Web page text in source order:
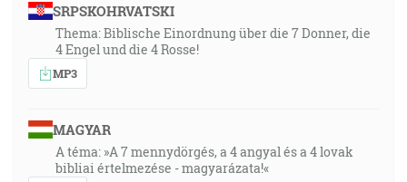
SRPSKOHRVATSKI
Thema: Biblische Einordnung über die 7 Donner, die
4 Engel und die 4 Rosse!
MP3
MAGYAR
A téma: »A 7 mennydörgés, a 4 angyal és a 4 lovak
bibliai értelmezése - magyarázata!«